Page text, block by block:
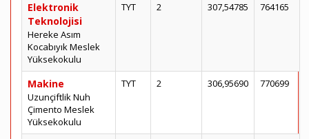
Elektronik
Teknolojisi
Hereke Asım
Kocabıyık Meslek
Yüksekokulu
TYT 2 307,54785 764165
Makine
Uzunçiftlik Nuh
Çimento Meslek
Yüksekokulu
TYT 2 306,95690 770699